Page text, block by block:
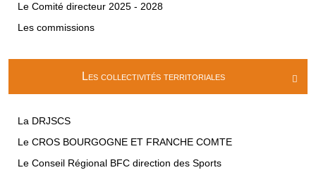
Le Comité directeur 2025 - 2028
Les commissions

Les collectivités territoriales
La DRJSCS
Le CROS BOURGOGNE ET FRANCHE COMTE
Le Conseil Régional BFC direction des Sports